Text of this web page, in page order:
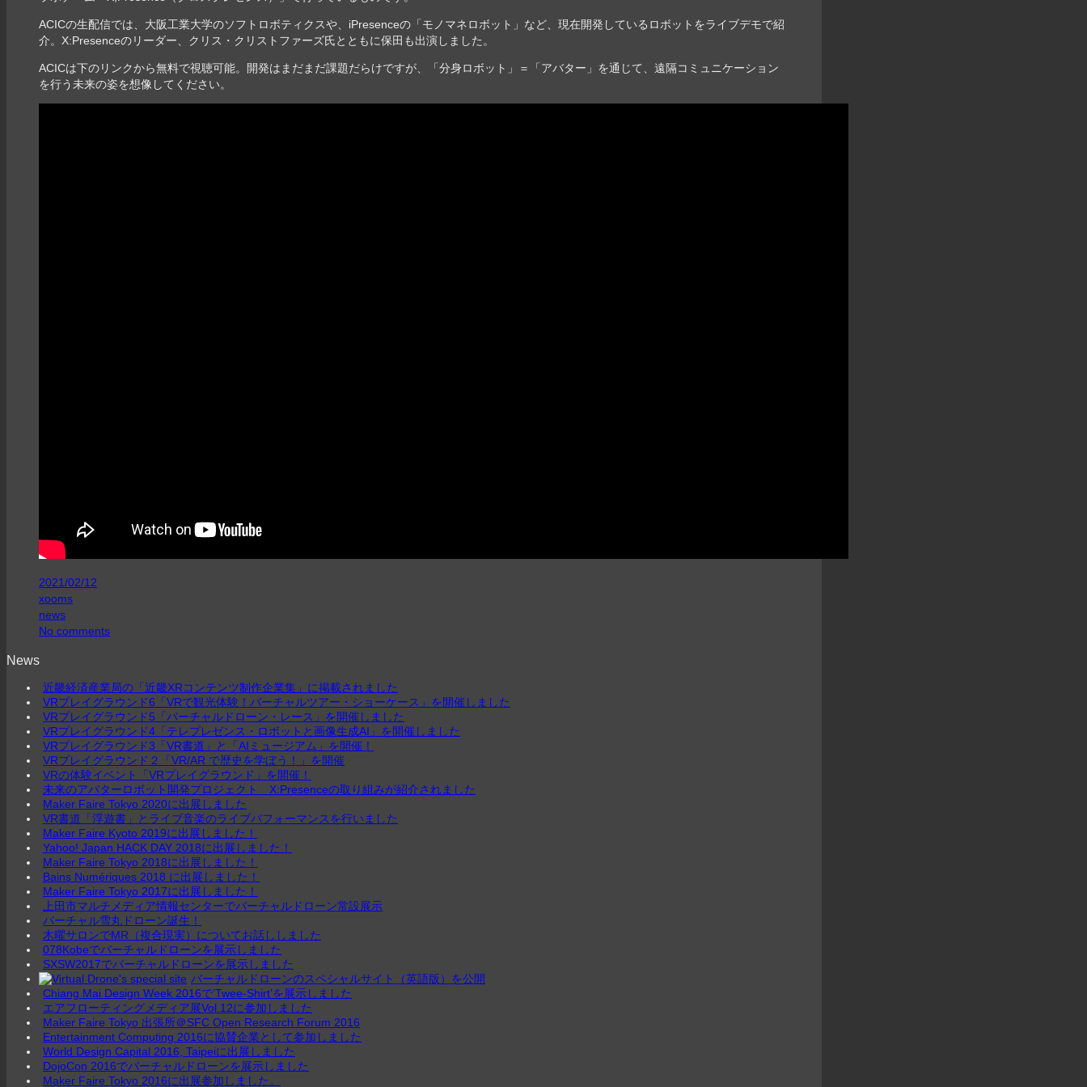
ACICの生配信では、大阪工業大学のソフトロボティクスや、iPresenceの「モノマネロボット」など、現在開発しているロボットをライブデモで紹
介。X:Presenceのリーダー、クリス・クリストファーズ氏とともに保田も出演しました。
ACICは下のリンクから無料で視聴可能。開発はまだまだ課題だらけですが、「分身ロボット」＝「アバター」を通じて、遠隔コミュニケーション
を行う未来の姿を想像してください。
2021/02/12
xooms
news
No comments
News
近畿経済産業局の「近畿XRコンテンツ制作企業集」に掲載されました
VRプレイグラウンド6「VRで観光体験！バーチャルツアー・ショーケース」を開催しました
VRプレイグラウンド5「バーチャルドローン・レース」を開催しました
VRプレイグラウンド4「テレプレゼンス・ロボットと画像生成AI」を開催しました
VRプレイグラウンド3「VR書道」と「AIミュージアム」を開催！
VRプレイグラウンド２「VR/AR で歴史を学ぼう！」を開催
VRの体験イベント「VRプレイグラウンド」を開催！
未来のアバターロボット開発プロジェクト X:Presenceの取り組みが紹介されました
Maker Faire Tokyo 2020に出展しました
VR書道「浮遊書」とライブ音楽のライブパフォーマンスを行いました
Maker Faire Kyoto 2019に出展しました！
Yahoo! Japan HACK DAY 2018に出展しました！
Maker Faire Tokyo 2018に出展しました！
Bains Numériques 2018 に出展しました！
Maker Faire Tokyo 2017に出展しました！
上田市マルチメディア情報センターでバーチャルドローン常設展示
バーチャル雪丸ドローン誕生！
木曜サロンでMR（複合現実）についてお話ししました
078Kobeでバーチャルドローンを展示しました
SXSW2017でバーチャルドローンを展示しました
バーチャルドローンのスペシャルサイト（英語版）を公開
Chiang Mai Design Week 2016で’Twee-Shirt’を展示しました
エアフローティングメディア展Vol.12に参加しました
Maker Faire Tokyo 出張所＠SFC Open Research Forum 2016
Entertainment Computing 2016に協賛企業として参加しました
World Design Capital 2016, Taipeiに出展しました
DojoCon 2016でバーチャルドローンを展示しました
Maker Faire Tokyo 2016に出展参加しました。